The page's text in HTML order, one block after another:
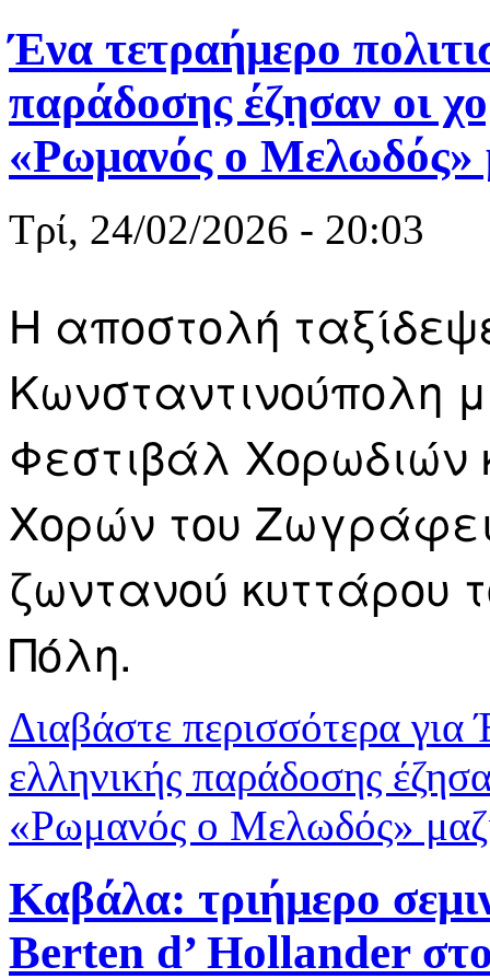
Ένα τετραήμερο
παράδοσης έζησαν οι
«Ρωμανός ο Μελωδός»
Τρί, 24/02/2026 - 20:03
Η αποστολή
Κωνσταντινούπολη
Φεστιβάλ
Χορών του
ζωντανού κυττάρου
Πόλη.
Διαβάστε περισσότερα για
ελληνικής παράδοσης
«Ρωμανός ο Μελωδός»
Καβάλα: τριήμερο
Berten d’ Hollander